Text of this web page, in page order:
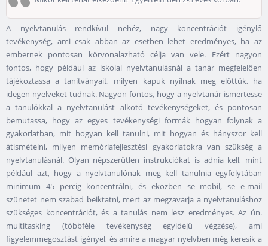
A nyelvtanulás rendkívül nehéz, nagy koncentrációt igénylő
tevékenység, ami csak abban az esetben lehet eredményes, ha az
embernek pontosan körvonalazható célja van vele. Ezért nagyon
fontos, hogy például az iskolai nyelvtanulásnál a tanár megfelelően
tájékoztassa a tanítványait, milyen kapuk nyílnak meg előttük, ha
idegen nyelveket tudnak. Nagyon fontos, hogy a nyelvtanár ismertesse
a tanulókkal a nyelvtanulást alkotó tevékenységeket, és pontosan
bemutassa, hogy az egyes tevékenységi formák hogyan folynak a
gyakorlatban, mit hogyan kell tanulni, mit hogyan és hányszor kell
átismételni, milyen memóriafejlesztési gyakorlatokra van szükség a
nyelvtanulásnál. Olyan népszerűtlen instrukciókat is adnia kell, mint
például azt, hogy a nyelvtanulónak meg kell tanulnia egyfolytában
minimum 45 percig koncentrálni, és eközben se mobil, se e-mail
szünetet nem szabad beiktatni, mert az megzavarja a nyelvtanuláshoz
szükséges koncentrációt, és a tanulás nem lesz eredményes. Az ún.
multitasking (többféle tevékenység egyidejű végzése), ami
figyelemmegosztást igényel, és amire a magyar nyelvben még keresik a